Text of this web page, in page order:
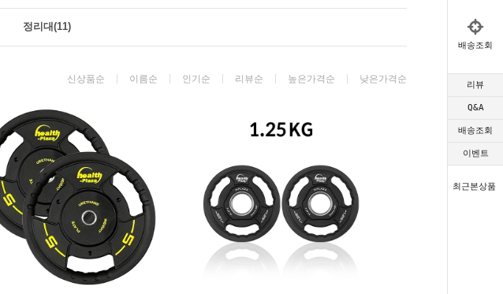
배송조회
리뷰
Q&A
배송조회
이벤트
최근본상품
정리대(11)
신상품순 이름순 인기순 리뷰순 높은가격순 낮은가격순